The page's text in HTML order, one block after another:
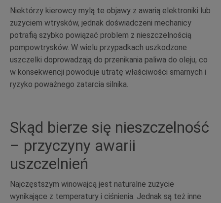
Niektórzy kierowcy mylą te objawy z awarią elektroniki lub
zużyciem wtrysków, jednak doświadczeni mechanicy
potrafią szybko powiązać problem z nieszczelnością
pompowtrysków. W wielu przypadkach uszkodzone
uszczelki doprowadzają do przenikania paliwa do oleju, co
w konsekwencji powoduje utratę właściwości smarnych i
ryzyko poważnego zatarcia silnika.
Skąd bierze się nieszczelność
– przyczyny awarii
uszczelnień
Najczęstszym winowajcą jest naturalne zużycie
wynikające z temperatury i ciśnienia. Jednak są też inne